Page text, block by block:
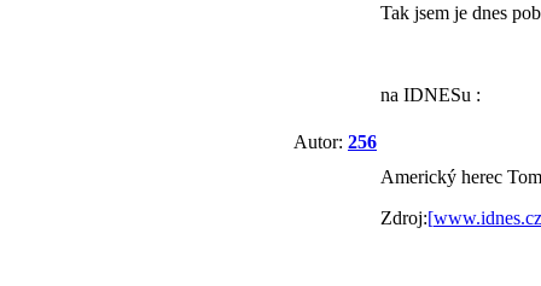
Autor: 256
Tak jsem je dnes
na IDNESu :
Americký herec
Zdroj:[www.idnes.cz